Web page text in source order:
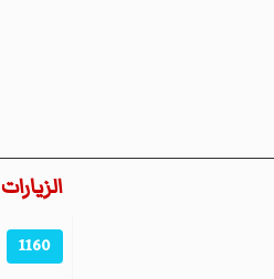
الزيارات
1160